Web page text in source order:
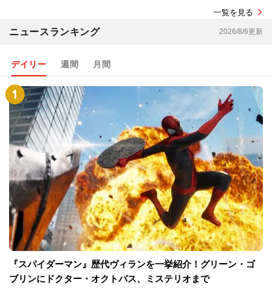
一覧を見る
ニュースランキング 2026/8/6更新
デイリー 週間 月間
『スパイダーマン』歴代ヴィランを一挙紹介！グリーン・ゴ
ブリンにドクター・オクトパス、ミステリオまで